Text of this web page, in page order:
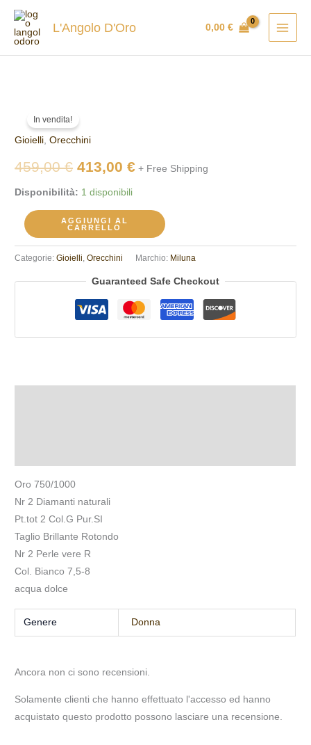
contenuto
L'Angolo D'Oro 0,00€
In vendita!
Gioielli ,Orecchini
459,00€
prezzo
originale
era:
459,00 €.
413,00€ attuale
413,00 €.
+ Free Shipping
Disponibilità: 1 disponibili
Miluna
PER1775
AGGIUNGI AL
CARRELLO
Categorie:Gioielli,Orecchini Marchio: Miluna
Guaranteed Safe Checkout
Oro 750/1000
Nr 2 Diamanti naturali
Pt.tot 2 Col.G Pur.SI
Taglio Brillante Rotondo
Nr 2 Perle vere R
Col. Bianco 7,5-8
acqua dolce
Genere Donna
Ancora non ci sono recensioni.
Solamente clienti che hanno effettuato l'accesso ed hanno
acquistato questo prodotto possono lasciare una recensione.